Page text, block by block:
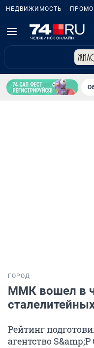
НЕДВИЖИМОСТЬ
ГОРОД
ММК вошел в
Рейтинг
агентство S&amp;P